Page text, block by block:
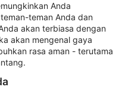
Anda
teman Anda dan
akan terbiasa dengan
akan mengenal gaya
rasa aman - terutama